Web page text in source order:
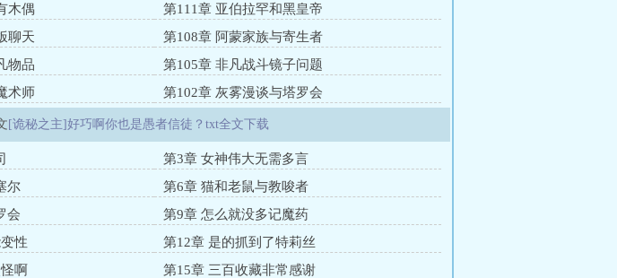
囚犯，晋升是疯子，再晋升还
以，为什么见到的神明和天使
无奇愚者信徒吗？我不要当三
本人都不认识的愚者狂信徒兼
塔罗会的【高塔】先生，以及
拉哈德，深深地叹了一口气：
候：伊莱亚：那就一起来信仰
恩：我也要当愚者信徒吗？伊
自不可言说的时代，漫步在
证光明普照世间，也目睹诸神
中沉默，又在命运锚定的时代
木偶
第111章 亚伯拉罕和黑皇帝
聊天
第108章 阿蒙家族与寄生者
物品
第105章 非凡战斗镜子问题
术师 第102章 灰雾漫谈与塔罗会
[诡秘之主]好巧啊你也是愚者信徒？txt全文下载
第3章 女神伟大无需多言
尔
第6章 猫和老鼠与教唆者
会
第9章 怎么就没多记魔药
性
第12章 是的抓到了特莉丝
啊
第15章 三百收藏非常感谢